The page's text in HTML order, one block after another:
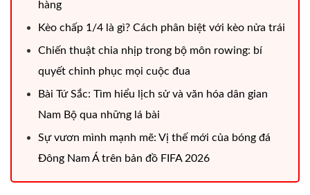
hàng
Kèo chấp 1/4 là gì? Cách phân biệt với kèo nửa trái
Chiến thuật chia nhịp trong bộ môn rowing: bí
quyết chinh phục mọi cuộc đua
Bài Tứ Sắc: Tìm hiểu lịch sử và văn hóa dân gian
Nam Bộ qua những lá bài
Sự vươn mình mạnh mẽ: Vị thế mới của bóng đá
Đông Nam Á trên bản đồ FIFA 2026